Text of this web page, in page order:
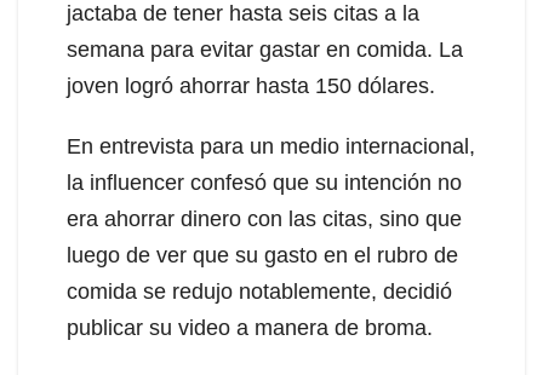
jactaba de tener hasta seis citas a la
semana para evitar gastar en comida. La
joven logró ahorrar hasta 150 dólares.
En entrevista para un medio internacional,
la influencer confesó que su intención no
era ahorrar dinero con las citas, sino que
luego de ver que su gasto en el rubro de
comida se redujo notablemente, decidió
publicar su video a manera de broma.